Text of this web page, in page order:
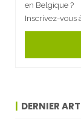
en Belgique ?
Inscrivez-vous
DERNIER